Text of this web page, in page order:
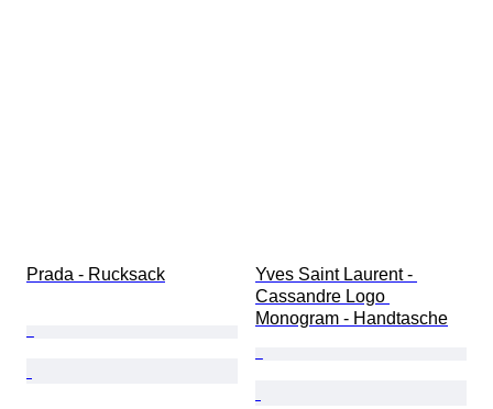
Prada - Rucksack
Yves Saint Laurent -
Cassandre Logo
Monogram - Handtasche